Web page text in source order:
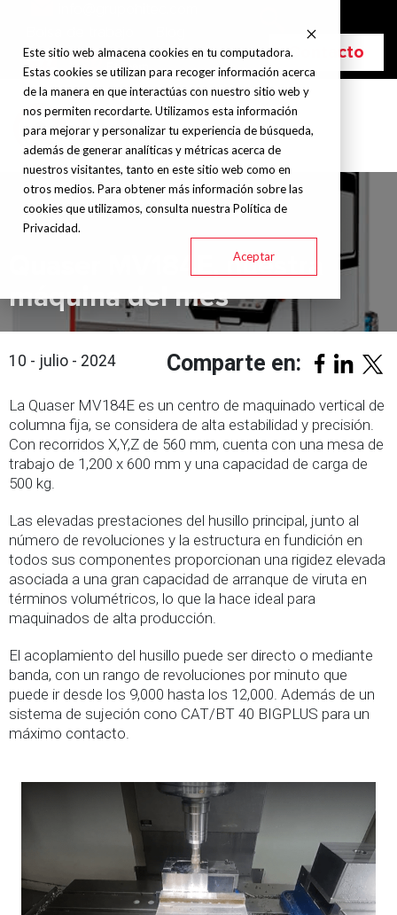
Este sitio web almacena cookies en tu computadora.
Estas cookies se utilizan para recoger información acerca
de la manera en que interactúas con nuestro sitio web y
nos permiten recordarte. Utilizamos esta información
para mejorar y personalizar tu experiencia de búsqueda,
además de generar analíticas y métricas acerca de
nuestros visitantes, tanto en este sitio web como en
otros medios. Para obtener más información sobre las
cookies que utilizamos, consulta nuestra Política de
Privacidad.
Aceptar
Contacto
Quaser MV184E, nuestra
máquina del mes
10 - julio - 2024 Comparte en:
La Quaser MV184E es un centro de maquinado vertical de
columna fija, se considera de alta estabilidad y precisión.
Con recorridos X,Y,Z de 560 mm, cuenta con una mesa de
trabajo de 1,200 x 600 mm y una capacidad de carga de
500 kg.
Las elevadas prestaciones del husillo principal, junto al
número de revoluciones y la estructura en fundición en
todos sus componentes proporcionan una rigidez elevada
asociada a una gran capacidad de arranque de viruta en
términos volumétricos, lo que la hace ideal para
maquinados de alta producción.
El acoplamiento del husillo puede ser directo o mediante
banda, con un rango de revoluciones por minuto que
puede ir desde los 9,000 hasta los 12,000. Además de un
sistema de sujeción cono CAT/BT 40 BIGPLUS para un
máximo contacto.